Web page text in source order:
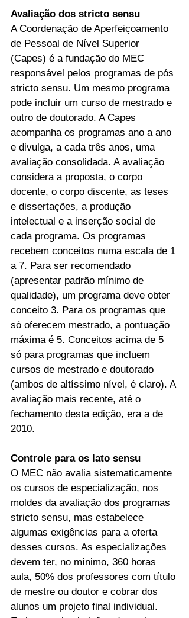
Avaliação dos stricto sensu
A Coordenação de Aperfeiçoamento
de Pessoal de Nível Superior
(Capes) é a fundação do MEC
responsável pelos programas de pós
stricto sensu. Um mesmo programa
pode incluir um curso de mestrado e
outro de doutorado. A Capes
acompanha os programas ano a ano
e divulga, a cada três anos, uma
avaliação consolidada. A avaliação
considera a proposta, o corpo
docente, o corpo discente, as teses
e dissertações, a produção
intelectual e a inserção social de
cada programa. Os programas
recebem conceitos numa escala de 1
a 7. Para ser recomendado
(apresentar padrão mínimo de
qualidade), um programa deve obter
conceito 3. Para os programas que
só oferecem mestrado, a pontuação
máxima é 5. Conceitos acima de 5
só para programas que incluem
cursos de mestrado e doutorado
(ambos de altíssimo nível, é claro). A
avaliação mais recente, até o
fechamento desta edição, era a de
2010.
Controle para os lato sensu
O MEC não avalia sistematicamente
os cursos de especialização, nos
moldes da avaliação dos programas
stricto sensu, mas estabelece
algumas exigências para a oferta
desses cursos. As especializações
devem ter, no mínimo, 360 horas
aula, 50% dos professores com título
de mestre ou doutor e cobrar dos
alunos um projeto final individual.